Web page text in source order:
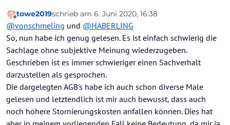
Offline
towe2019schrieb am 6. Juni 2020, 16:38
zuletzt editiert von
@vonschmeling und @HABERLING
So, nun habe ich genug gelesen. Es ist einfach schwierig die
Sachlage ohne subjektive Meinung wiederzugeben.
Geschrieben ist es immer schwieriger einen Sachverhalt
darzustellen als gesprochen.
Die dargelegten AGB's habe ich auch schon diverse Male
gelesen und letztendlich ist mir auch bewusst, dass auch
noch höhere Stornierungskosten anfallen können. Dies hat